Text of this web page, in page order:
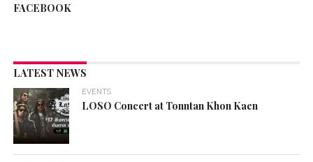
FACEBOOK
LATEST NEWS
EVENTS
LOSO Concert at Tonntan Khon Kaen